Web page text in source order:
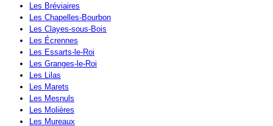
Les Bréviaires
Les Chapelles-Bourbon
Les Clayes-sous-Bois
Les Écrennes
Les Essarts-le-Roi
Les Granges-le-Roi
Les Lilas
Les Marets
Les Mesnuls
Les Molières
Les Mureaux